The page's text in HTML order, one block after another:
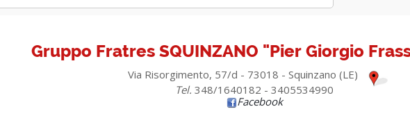
Gruppo Fratres SQUINZANO "Pier Giorgio
Via Risorgimento, 57/d - 73018 - Squinzano (LE)
Tel. 348/1640182 - 3405534990
Facebook